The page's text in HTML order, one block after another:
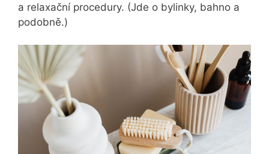
a relaxační procedury. (Jde o bylinky, bahno a
podobně.)